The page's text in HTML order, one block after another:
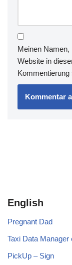
Meinen
Website in
Kommentierung
English
Pregnant Dad
Taxi Data Manager
PickUp – Sign